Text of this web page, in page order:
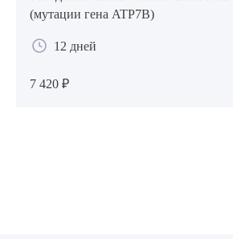
(мутации гена ATP7B)
12 дней
7 420 ₽